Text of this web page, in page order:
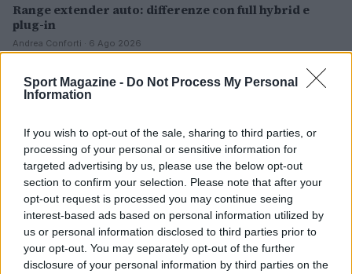
Sport Magazine - Do Not Process My Personal
Information
If you wish to opt-out of the sale, sharing to third parties, or
processing of your personal or sensitive information for
targeted advertising by us, please use the below opt-out
section to confirm your selection. Please note that after your
opt-out request is processed you may continue seeing
interest-based ads based on personal information utilized by
us or personal information disclosed to third parties prior to
your opt-out. You may separately opt-out of the further
disclosure of your personal information by third parties on the
Range extender auto: differenze con full hybrid e
plug-in
Andrea Conforti · 6 Ago 2026
MOTORI